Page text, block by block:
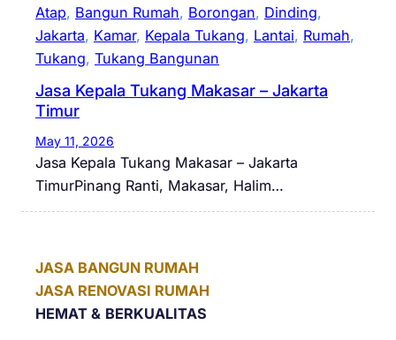
Atap, Bangun Rumah, Borongan, Dinding
Jakarta, Kamar, Kepala Tukang, Lantai, Rumah
Tukang, Tukang Bangunan
Jasa Kepala Tukang Makasar – Jakarta
Timur
May 11, 2026
Jasa Kepala Tukang Makasar – Jakarta
TimurPinang Ranti, Makasar, Halim…
JASA BANGUN RUMAH
JASA RENOVASI RUMAH
HEMAT & BERKUALITAS